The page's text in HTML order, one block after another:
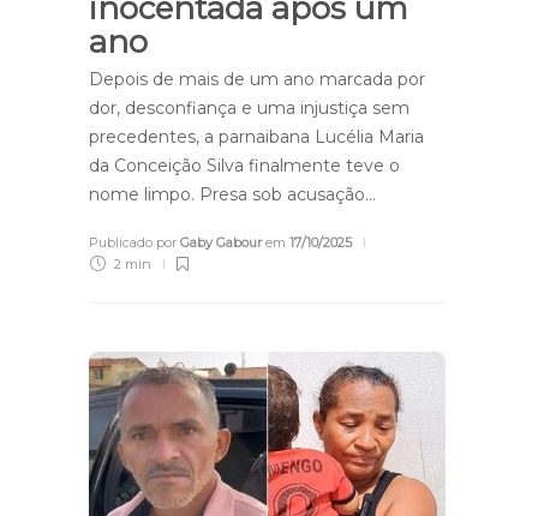
inocentada após um
ano
Depois de mais de um ano marcada por
dor, desconfiança e uma injustiça sem
precedentes, a parnaibana Lucélia Maria
da Conceição Silva finalmente teve o
nome limpo. Presa sob acusação…
Publicado por Gaby Gabourem 17/10/2025
2 min